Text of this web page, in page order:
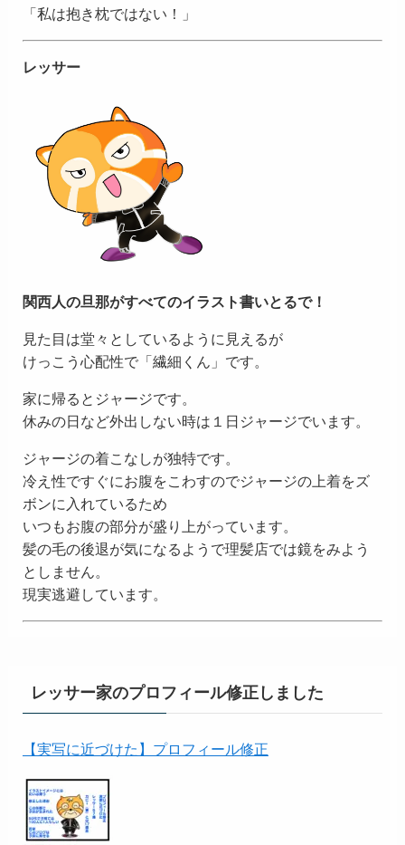
「私は抱き枕ではない！」
レッサー
関西人の旦那がすべてのイラスト書いとるで！
見た目は堂々としているように見えるが
けっこう心配性で「繊細くん」です。
家に帰るとジャージです。
休みの日など外出しない時は１日ジャージでいます。
ジャージの着こなしが独特です。
冷え性ですぐにお腹をこわすのでジャージの上着をズ
ボンに入れているため
いつもお腹の部分が盛り上がっています。
髪の毛の後退が気になるようで理髪店では鏡をみよう
としません。
現実逃避しています。
レッサー家のプロフィール修正しました
【実写に近づけた】プロフィール修正